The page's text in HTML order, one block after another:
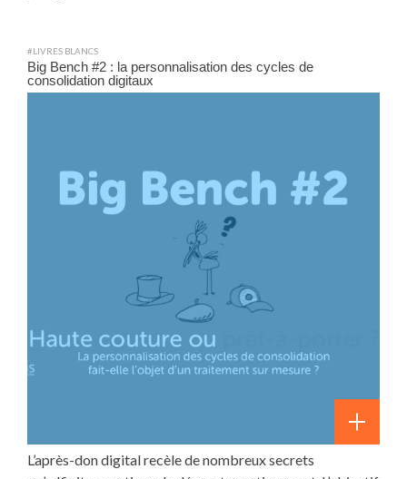
#LIVRES BLANCS
Big Bench #2 : la personnalisation des cycles de
consolidation digitaux
L’après-don digital recèle de nombreux secrets